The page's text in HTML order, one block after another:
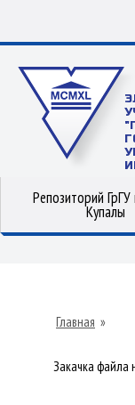
Репозиторий ГрГУ
Купалы
Главная »
Закачка файла